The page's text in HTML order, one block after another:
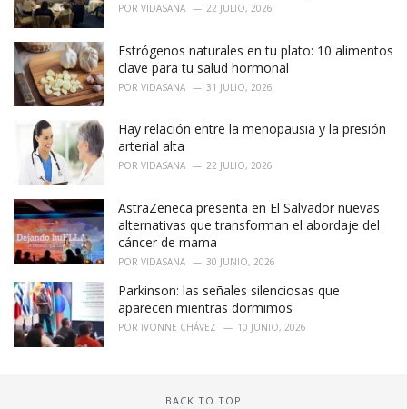
:
POR VIDASANA 22 JULIO, 2026
Estrógenos naturales en tu plato: 10 alimentos
clave para tu salud hormonal
POR VIDASANA 31 JULIO, 2026
Hay relación entre la menopausia y la presión
arterial alta
POR VIDASANA 22 JULIO, 2026
AstraZeneca presenta en El Salvador nuevas
alternativas que transforman el abordaje del
cáncer de mama
POR VIDASANA 30 JUNIO, 2026
Parkinson: las señales silenciosas que
aparecen mientras dormimos
POR IVONNE CHÁVEZ 10 JUNIO, 2026
BACK TO TOP